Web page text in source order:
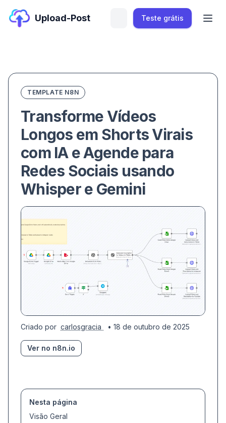
Upload-Post Teste grátis
TEMPLATE N8N
Transforme Vídeos
Longos em Shorts Virais
com IA e Agende para
Redes Sociais usando
Whisper e Gemini
Criado por carlosgracia • 18 de outubro de 2025
Ver no n8n.io
Nesta página
Visão Geral